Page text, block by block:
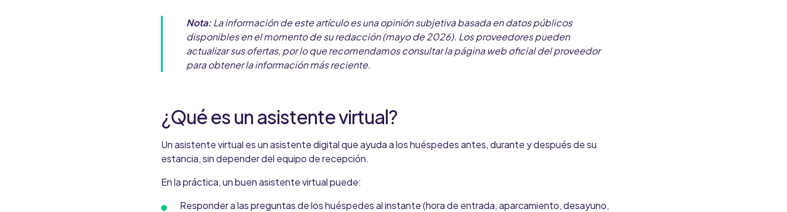
Nota:La información de este artículo es una opinión subjetiva basada en datos públicos
disponibles en el momento de su redacción (mayo de 2026). Los proveedores pueden
actualizar sus ofertas, por lo que recomendamos consultar la página web oficial del proveedor
para obtener la información más reciente.
¿Qué es un asistente virtual?
Unasistente virtual esun asistente digital que ayuda a los huéspedes antes, durante y después de su
estancia, sin depender del equipo de recepción.
En la práctica, un buen asistente virtual puede:
Responder a las preguntas de los huéspedes al instante (hora de entrada, aparcamiento, desayuno,